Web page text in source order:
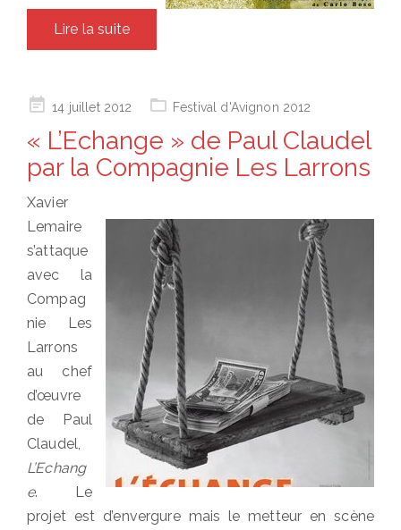
Lire la suite
Posted14 juillet 2012 Festival d'Avignon 2012
« L’Echange » de Paul Claudel
par la Compagnie Les Larrons
Xavier
Lemaire
s’attaque
avec la
Compag
nie Les
Larrons
au chef
d’œuvre
de Paul
Claudel,
L’Echang
e. Le
projet est d’envergure mais le metteur en scène